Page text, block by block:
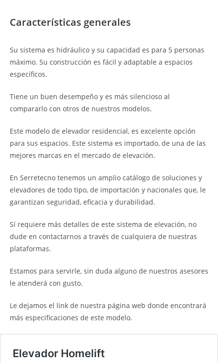
Características generales
Su sistema es hidráulico y su capacidad es para 5 personas
máximo. Su construcción es fácil y adaptable a espacios
específicos.
Tiene un buen desempeño y es más silencioso al
compararlo con otros de nuestros modelos.
Este modelo de elevador residencial, es excelente opción
para sus espacios. Este sistema es importado, de una de las
mejores marcas en el mercado de elevación.
En Serretecno tenemos un amplio catálogo de soluciones y
elevadores de todo tipo, de importación y nacionales que, le
garantizan seguridad, eficacia y durabilidad.
Sí requiere más detalles de este sistema de elevación, no
dude en contactarnos a través de cualquiera de nuestras
plataformas.
Estamos para servirle, sin duda alguno de nuestros asesores
le atenderá con gusto.
Le dejamos el link de nuestra página web donde encontrará
más especificaciones de este modelo.